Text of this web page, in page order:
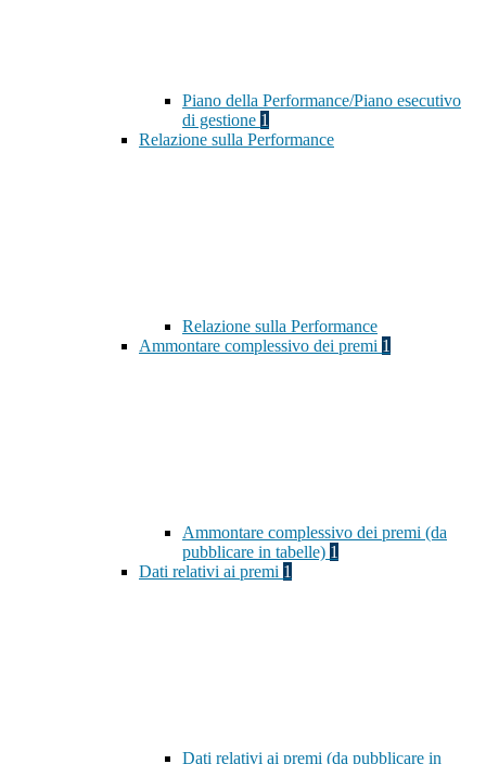
Piano della Performance/Piano esecutivo
di gestione 1
Relazione sulla Performance
Relazione sulla Performance
Ammontare complessivo dei premi 1
Ammontare complessivo dei premi (da
pubblicare in tabelle) 1
Dati relativi ai premi 1
Dati relativi ai premi (da pubblicare in